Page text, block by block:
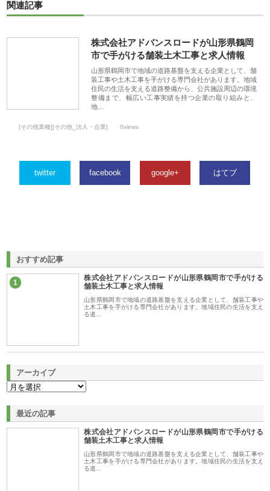
関連記事
株式会社アドバンスロードが山形県鶴岡
市で手がける舗装土木工事と求人情報
山形県鶴岡市で地域の道路基盤を支える企業として、舗
装工事や土木工事を手がける専門会社があります。地域
住民の生活を支える道路整備から、公共施設周辺の環境
整備まで、幅広い工事実績を持つ企業の取り組みと、
地…
[その他業種][その他_法人・企業] 0views
twitter facebook google+ はてブ
おすすめ記事
1
株式会社アドバンスロードが山形県鶴岡市で手がける
舗装土木工事と求人情報
山形県鶴岡市で地域の道路基盤を支える企業として、舗装工事や
土木工事を手がける専門会社があります。地域住民の生活を支え
る道…
アーカイブ
最近の記事
株式会社アドバンスロードが山形県鶴岡市で手がける
舗装土木工事と求人情報
山形県鶴岡市で地域の道路基盤を支える企業として、舗装工事や
土木工事を手がける専門会社があります。地域住民の生活を支え
る道…